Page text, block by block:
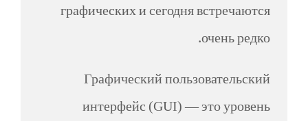
графических и сегодня встречаются
очень редко.
Графический пользовательский
интерфейс (GUI) — это уровень